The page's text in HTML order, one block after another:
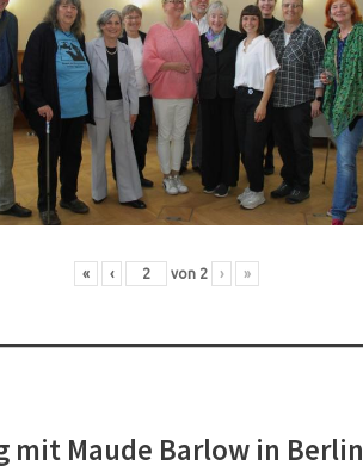
« ‹ von 2 › »
mit Maude Barlow in